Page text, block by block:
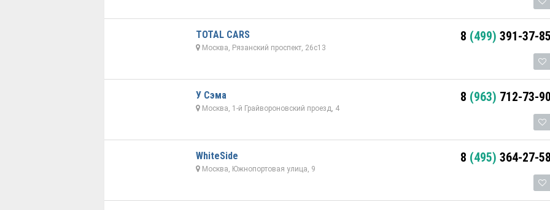
TOTAL CARS
Москва, Рязанский проспект, 26с13
8 (499) 391-37-85
У Сэма
Москва, 1-й Грайвороновский проезд, 4
8 (963) 712-73-90
WhiteSide
Москва, Южнопортовая улица, 9
8 (495) 364-27-58